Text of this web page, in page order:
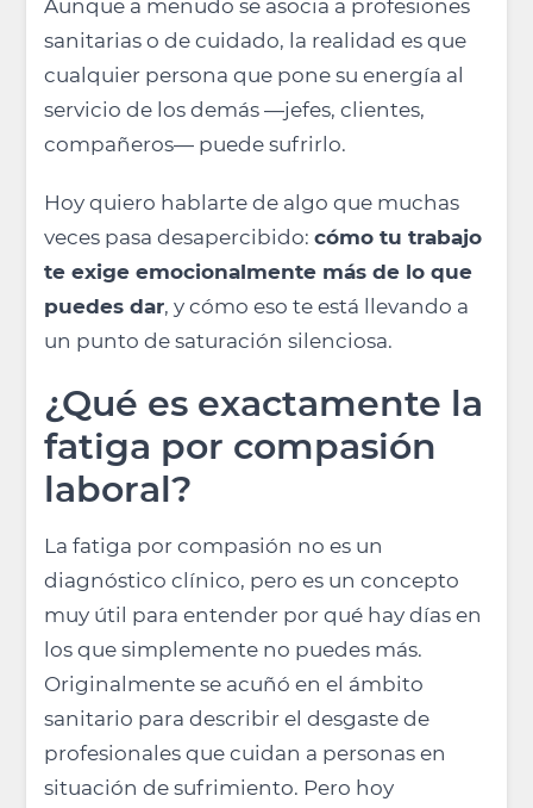
Aunque a menudo se asocia a profesiones
sanitarias o de cuidado, la realidad es que
cualquier persona que pone su energía al
servicio de los demás —jefes, clientes,
compañeros— puede sufrirlo.
Hoy quiero hablarte de algo que muchas
veces pasa desapercibido:cómo tu trabajo
te exige emocionalmente más de lo que
puedes dar, y cómo eso te está llevando a
un punto de saturación silenciosa.
¿Qué es exactamente la
fatiga por compasión
laboral?
La fatiga por compasión no es un
diagnóstico clínico, pero es un concepto
muy útil para entender por qué hay días en
los que simplemente no puedes más.
Originalmente se acuñó en el ámbito
sanitario para describir el desgaste de
profesionales que cuidan a personas en
situación de sufrimiento. Pero hoy